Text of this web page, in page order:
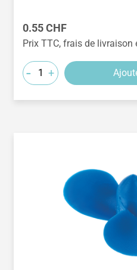
Prix régulier :
0.55 CHF
Prix TTC, frais de livraison
- +